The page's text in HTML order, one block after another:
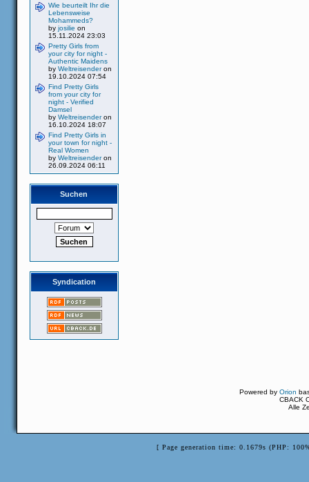
Wie beurteilt Ihr die
Lebensweise
Mohammeds?
by josilie on
15.11.2024 23:03
Pretty Girls from
your city for night -
Authentic Maidens
by Weltreisenderon
19.10.2024 07:54
Find Pretty Girls
from your city for
night - Verified
Damsel
by Weltreisenderon
16.10.2024 18:07
Find Pretty Girls in
your town for night -
Real Women
by Weltreisenderon
26.09.2024 06:11
Suchen
Syndication
Powered byOrion
CBACK
Alle
[ Page generation time: 0.1679s (PHP: